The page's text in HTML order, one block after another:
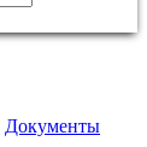
Документы